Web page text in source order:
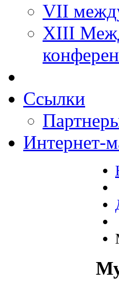
VII
XIII
Ссылки
Интернет-